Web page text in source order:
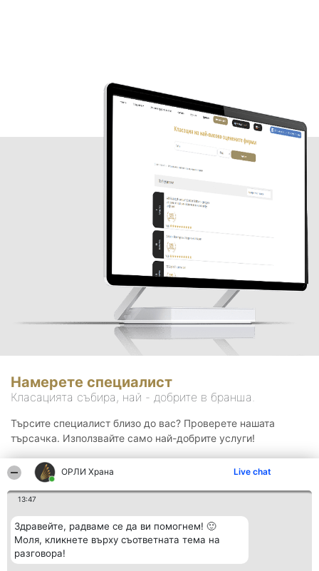
ОРЛИ Храна Live chat
13:47
Здравейте, радваме се да ви помогнем! 🙂
Моля, кликнете върху съответната тема на
разговора!
Намерете специалист
Класацията събира, най - добрите в бранша.
Търсите специалист близо до вас? Проверете нашата
търсачка. Използвайте само най-добрите услуги!